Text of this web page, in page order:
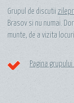
Grupul de discutii
Brasov si nu numai.
munte, de a vizita
Pagina